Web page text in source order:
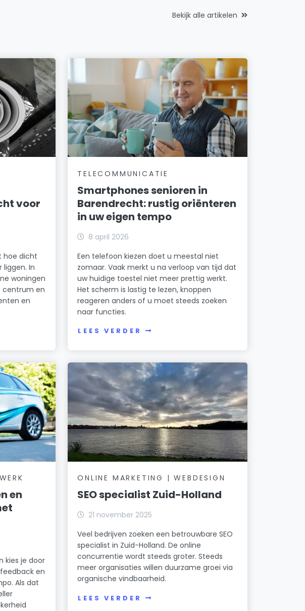
Bekijk alle artikelen
voor
hoe dicht
liggen. In
woningen
centrum en
en
TELECOMMUNICATIE
Smartphones senioren in
Barendrecht: rustig oriënteren
in uw eigen tempo
8 april 2026
Een telefoon kiezen doet u meestal niet
zomaar. Vaak merkt u na verloop van tijd dat
uw huidige toestel niet meer prettig werkt.
Het scherm is lastig te lezen, knoppen
reageren anders of u moet steeds zoeken
naar functies.
LEES VERDER
en
kies je door
en
Als dat
ONLINE MARKETING | WEBDESIGN
SEO specialist Zuid-Holland
21 november 2025
Veel bedrijven zoeken een betrouwbare SEO
specialist in Zuid-Holland. De online
concurrentie wordt steeds groter. Steeds
meer organisaties willen duurzame groei via
organische vindbaarheid.
LEES VERDER